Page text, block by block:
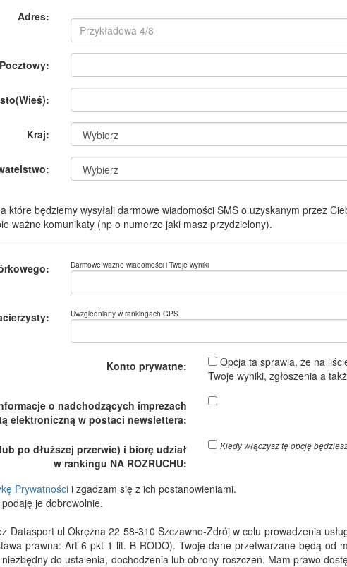
Adres:
Kraj:
które będziemy wysyłali darmowe wiadomości SMS o uzyskanym przez
ważne komunikaty (np o numerze jaki masz przydzielony).
Darmowe ważne wiadomości i Twoje wyniki
Uwzgledniany w rankingach GPS
Konto prywatne:
Opcja ta sprawia, że na
Twoje wyniki, zgłoszenia a
o nadchodzących imprezach
elektroniczną w postaci newslettera:
po dłuższej przerwie) i biorę udział
w rankingu NA ROZRUCHU:
Kiedy włączysz tę opcję
Prywatnościi zgadzam się z ich postanowieniami.
je dobrowolnie.
Datasport ul Okrężna 22 58-310 Szczawno-Zdrój w celu prowadzenia
prawna: Art 6 pkt 1 lit. B RODO). Twoje dane przetwarzane będą od
do ustalenia, dochodzenia lub obrony roszczeń. Mam prawo